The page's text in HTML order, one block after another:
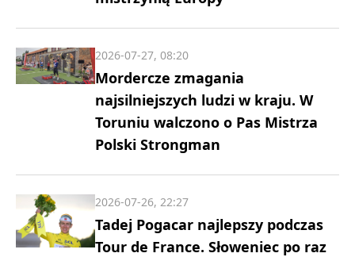
Mordercze zmagania
najsilniejszych ludzi w kraju. W
Toruniu walczono o Pas Mistrza
Polski Strongman
2026-07-27, 08:20
Tadej Pogacar najlepszy podczas
Tour de France. Słoweniec po raz
2026-07-26, 22:27